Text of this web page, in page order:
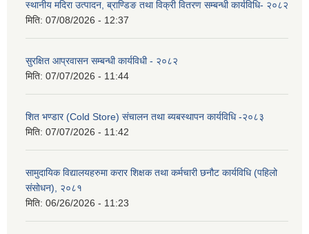
स्थानीय मदिरा उत्पादन, ब्राण्डिङ तथा विक्री वितरण सम्बन्धी कार्यविधि- २०८२
मिति: 07/08/2026 - 12:37
सुरक्षित आप्रवासन सम्बन्धी कार्यविधी - २०८२
मिति: 07/07/2026 - 11:44
शित भण्डार (Cold Store) संचालन तथा ब्यबस्थापन कार्यविधि -२०८३
मिति: 07/07/2026 - 11:42
सामुदायिक विद्यालयहरुमा करार शिक्षक तथा कर्मचारी छनौट कार्यविधि (पहिलो
संसोधन), २०८१
मिति: 06/26/2026 - 11:23